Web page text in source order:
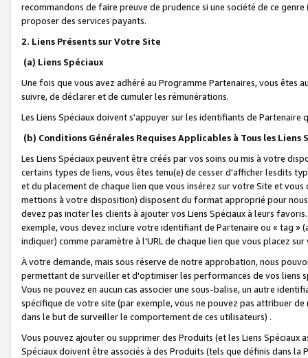
recommandons de faire preuve de prudence si une société de ce
proposer des services payants.
2. Liens Présents sur Votre Site
(a) Liens Spéciaux
Une fois que vous avez adhéré au Programme Partenaires, vous êtes
suivre, de déclarer et de cumuler les rémunérations.
Les Liens Spéciaux doivent s'appuyer sur les identifiants de Partenaire
(b) Conditions Générales Requises Applicables à Tous les Liens
Les Liens Spéciaux peuvent être créés par vos soins ou mis à votre
certains types de liens, vous êtes tenu(e) de cesser d'afficher lesdits
et du placement de chaque lien que vous insérez sur votre Site et
mettions à votre disposition) disposent du format approprié pour
devez pas inciter les clients à ajouter vos Liens Spéciaux à leurs
exemple, vous devez inclure votre identifiant de Partenaire ou « tag
indiquer) comme paramètre à l'URL de chaque lien que vous placez
À votre demande, mais sous réserve de notre approbation, nous
permettant de surveiller et d'optimiser les performances de vos liens
Vous ne pouvez en aucun cas associer une sous-balise, un autre
spécifique de votre site (par exemple, vous ne pouvez pas attribuer
dans le but de surveiller le comportement de ces utilisateurs) .
Vous pouvez ajouter ou supprimer des Produits (et les Liens
Spéciaux doivent être associés à des Produits (tels que définis dans